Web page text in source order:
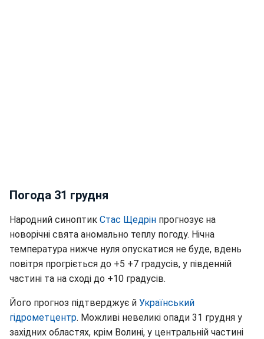
Погода 31 грудня
Народний синоптик Стас Щедрін прогнозує на
новорічні свята аномально теплу погоду. Нічна
температура нижче нуля опускатися не буде, вдень
повітря прогріється до +5 +7 градусів, у південній
частині та на сході до +10 градусів.
Його прогноз підтверджує й Український
гідрометцентр. Можливі невеликі опади 31 грудня у
західних областях, крім Волині, у центральній частині